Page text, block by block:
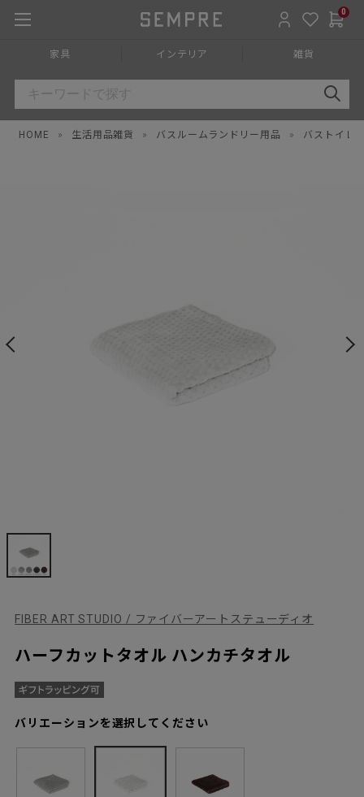
0
家具 インテリア 雑貨
HOME » 生活用品雑貨 » バスルームランドリー用品 » バストイレ
FIBER ART STUDIO / ファイバーアートステューディオ
ハーフカットタオル ハンカチタオル
バリエーションを選択してください